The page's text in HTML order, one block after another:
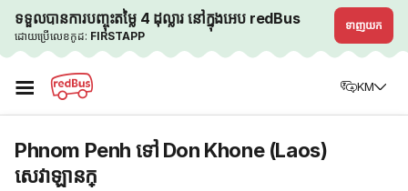
ទទួលបានការបញ្ចុះតម្លៃ 4 ដុល្លារ នៅក្នុងអេប redBus
ដោយប្រើលេខកូដ: FIRSTAPP
ទាញយក
☰ KM
Phnom Penh ទៅ Don Khone (Laos)
សេវាឡានក្